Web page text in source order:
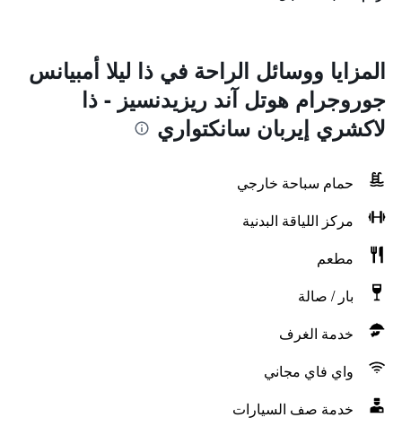
المزايا ووسائل الراحة في ذا ليلا أمبيانس
جوروجرام هوتل آند ريزيدنسيز - ذا
لاكشري إيربان سانكتواري
حمام سباحة خارجي
مركز اللياقة البدنية
مطعم
بار / صالة
خدمة الغرف
واي فاي مجاني
خدمة صف السيارات